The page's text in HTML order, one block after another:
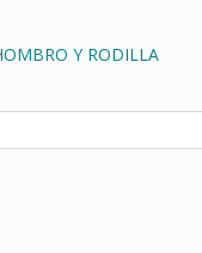
Y RODILLA